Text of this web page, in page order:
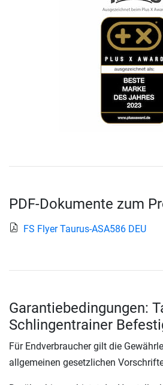
PDF-Dokumente zum
FS Flyer Taurus-ASA586 DEU
Garantiebedingungen:
Schlingentrainer
Für Endverbraucher gilt die
allgemeinen gesetzlichen